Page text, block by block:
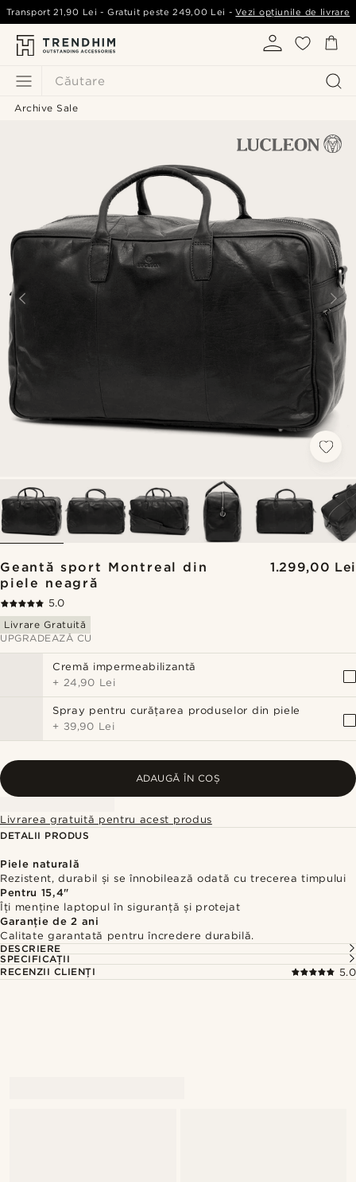
Căutare
Transport 21,90 Lei - Gratuit peste249,00 Lei -Vezi opțiunile de livrare
Archive Sale
Geantă sport Montreal din
piele neagră
1.299,00 Lei
5.0
Livrare Gratuită
UPGRADEAZĂ CU
Cremă impermeabilizantă
+ 24,90 Lei
Spray pentru curățarea produselor din piele
+ 39,90 Lei
ADAUGĂ ÎN COȘ
Livrarea gratuită pentru acest produs
DETALII PRODUS
Piele naturală
Rezistent, durabil și se înnobilează odată cu trecerea timpului
Pentru 15,4"
Îți menține laptopul în siguranță și protejat
Garanție de 2 ani
Calitate garantată pentru încredere durabilă.
DESCRIERE
SPECIFICAȚII
RECENZII CLIENȚI
5.0